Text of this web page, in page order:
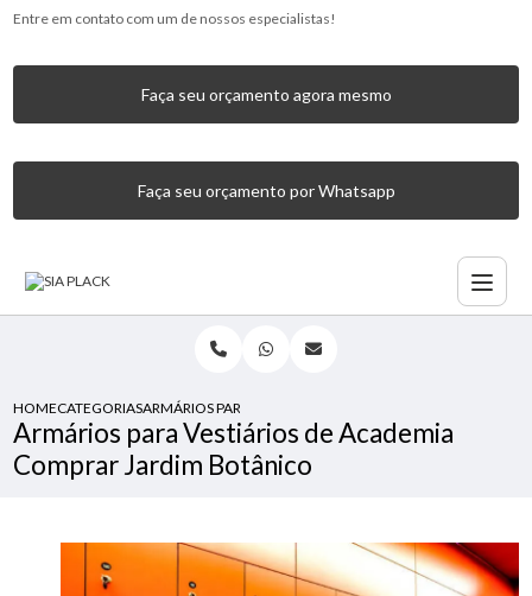
Entre em contato com um de nossos especialistas!
Faça seu orçamento agora mesmo
Faça seu orçamento por Whatsapp
HOMECATEGORIASARMÁRIOS PARA VESTIÁRIOS DE ACADEMIA COMPRAR
Armários para Vestiários de Academia
Comprar Jardim Botânico